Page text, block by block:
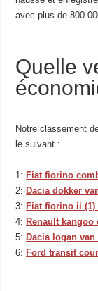
avec plus de 800
Quelle
Notre classement
le suivant :
1: Fiat fiorino
2: Dacia dokker
3: Fiat fiorino ii (1)
4: Renault kangoo
5: Dacia logan
6: Ford transit